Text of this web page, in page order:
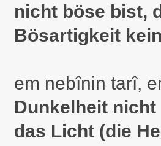
nicht böse bist,
Bösartigkeit
em nebînin tarî,
Dunkelheit
das Licht (die